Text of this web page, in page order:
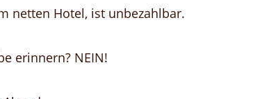
netten Hotel, ist unbezahlbar.
erinnern? NEIN!